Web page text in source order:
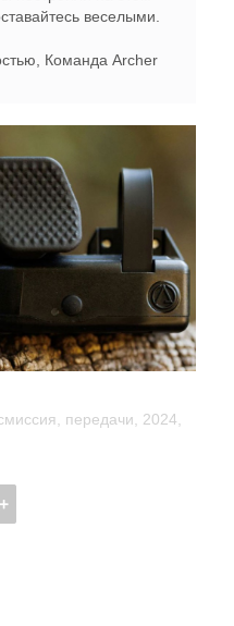
веселыми.
Команда Archer
передачи 2024